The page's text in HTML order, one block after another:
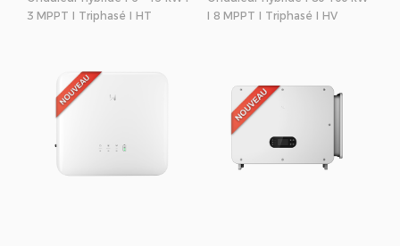
3 MPPT I Triphasé I HT
I 8 MPPT I Triphasé I HV